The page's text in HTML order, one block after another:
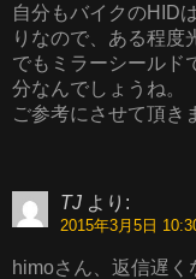
自分もバイクのHID
りなので、ある程度
でもミラーシールド
分なんでしょうね。
ご参考にさせて頂き
TJ より:
2015年3月5日
himoさん、返信遅